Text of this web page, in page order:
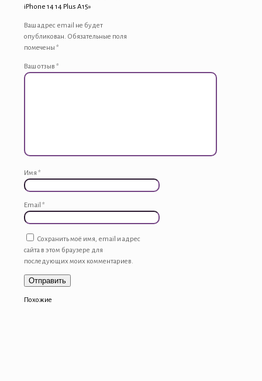
iPhone 14 14 Plus A15»
Ваш адрес email не будет
опубликован. Обязательные поля
помечены *
Ваш отзыв *
Имя *
Email *
Сохранить моё имя, email и адрес
сайта в этом браузере для
последующих моих комментариев.
Похожие